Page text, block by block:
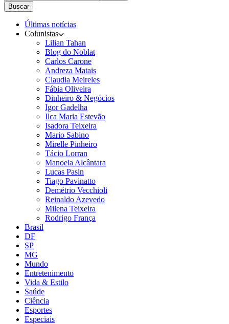
Buscar
Últimas notícias
Colunistas
Lilian Tahan
Blog do Noblat
Carlos Carone
Andreza Matais
Claudia Meireles
Fábia Oliveira
Dinheiro & Negócios
Igor Gadelha
Ilca Maria Estevão
Isadora Teixeira
Mario Sabino
Mirelle Pinheiro
Tácio Lorran
Manoela Alcântara
Lucas Pasin
Tiago Pavinatto
Demétrio Vecchioli
Reinaldo Azevedo
Milena Teixeira
Rodrigo França
Brasil
DF
SP
MG
Mundo
Entretenimento
Vida & Estilo
Saúde
Ciência
Esportes
Especiais